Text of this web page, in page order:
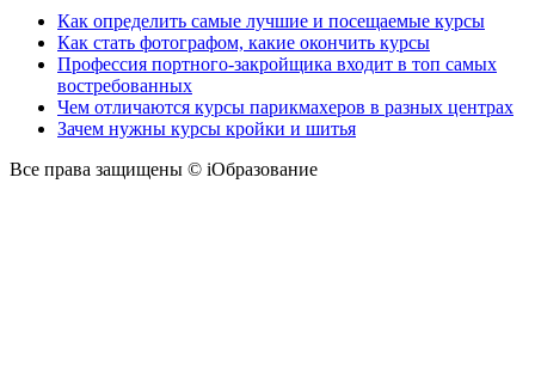
Как определить самые лучшие и посещаемые курсы
Как стать фотографом, какие окончить курсы
Профессия портного-закройщика входит в топ самых
востребованных
Чем отличаются курсы парикмахеров в разных центрах
Зачем нужны курсы кройки и шитья
Все права защищены © iОбразование